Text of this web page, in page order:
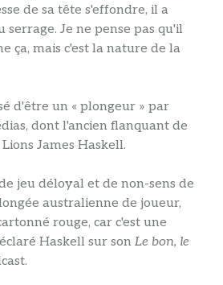
de sa tête s'effondre, il a
serrage. Je ne pense pas qu'il
ça, mais c'est la nature de la
d'être un « plongeur » par
dont l'ancien flanquant de
James Haskell.
jeu déloyal et de non-sens de
australienne de joueur,
rouge, car c'est une
Haskell sur son Le bon, le